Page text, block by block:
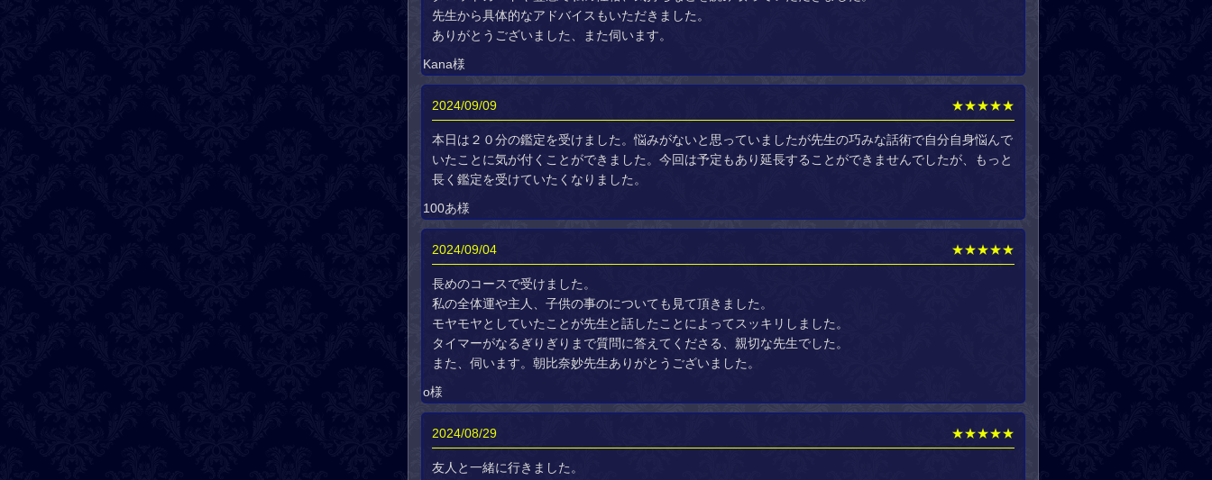
先生から具体的なアドバイスもいただきました。
ありがとうございました、また伺います。
Kana様
2024/09/09 ★★★★★
本日は２０分の鑑定を受けました。悩みがないと思っていましたが先生の巧みな話術で自分自身悩んで
いたことに気が付くことができました。今回は予定もあり延長することができませんでしたが、もっと
長く鑑定を受けていたくなりました。
100あ様
2024/09/04 ★★★★★
長めのコースで受けました。
私の全体運や主人、子供の事のについても見て頂きました。
モヤモヤとしていたことが先生と話したことによってスッキリしました。
タイマーがなるぎりぎりまで質問に答えてくださる、親切な先生でした。
また、伺います。朝比奈妙先生ありがとうございました。
o様
2024/08/29 ★★★★★
友人と一緒に行きました。